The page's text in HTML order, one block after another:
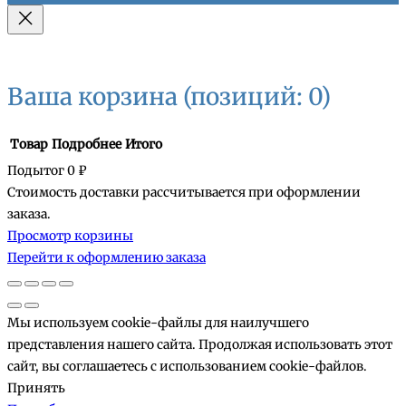
Ваша корзина (позиций: 0)
Товары
в
корзине
Товар Подробнее Итого
Подытог0 ₽
Стоимость доставки рассчитывается при оформлении
заказа.
Просмотр корзины
Перейти к оформлению заказа
Мы используем cookie-файлы для наилучшего
представления нашего сайта. Продолжая использовать этот
сайт, вы соглашаетесь с использованием cookie-файлов.
Принять